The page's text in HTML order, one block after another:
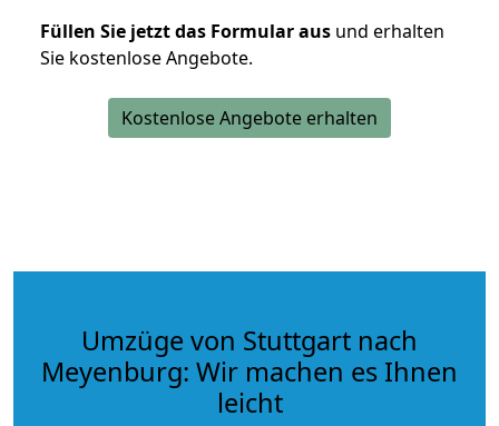
Füllen Sie jetzt das Formular aus und erhalten
Sie kostenlose Angebote.
Kostenlose Angebote erhalten
Umzüge von Stuttgart nach
Meyenburg: Wir machen es Ihnen
leicht